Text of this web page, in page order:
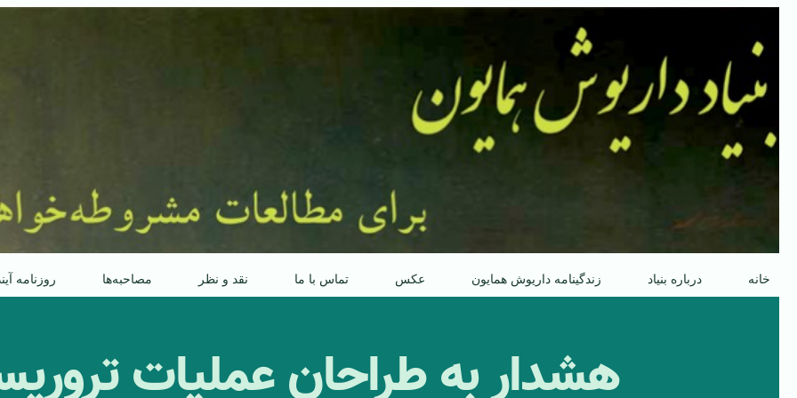
پرش
محتوا
خانه درباره بنیاد زندگینامه داریوش همایون عکس تماس با ما نقد و نظر مصاحبه‌ها روزنامه
هشدار به طراحان عملیات